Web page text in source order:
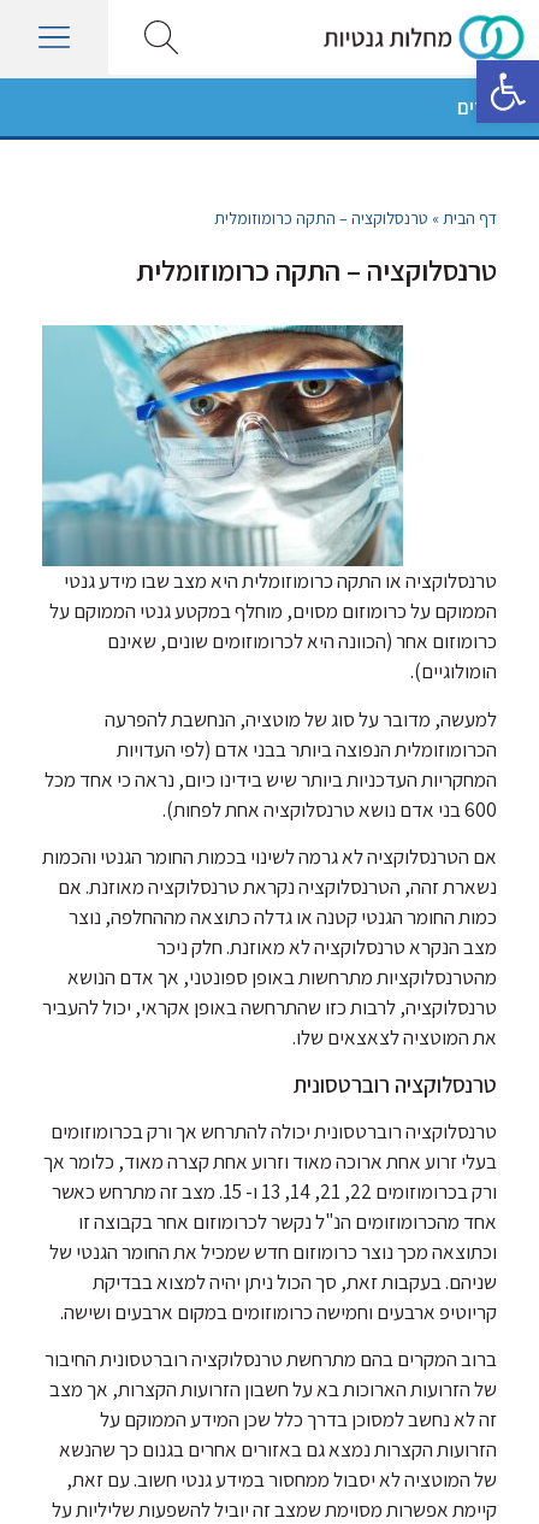
פתח סרגל נגישות
מאמרים
דף הבית» טרנסלוקציה – התקה כרומוזומלית
טרנסלוקציה – התקה כרומוזומלית
טרנסלוקציה או התקה כרומוזומלית היא מצב שבו מידע גנטי
הממוקם על כרומוזום מסוים, מוחלף במקטע גנטי הממוקם על
כרומוזום אחר (הכוונה היא לכרומוזומים שונים, שאינם
הומולוגיים).
למעשה, מדובר על סוג של מוטציה, הנחשבת להפרעה
הכרומוזומלית הנפוצה ביותר בבני אדם (לפי העדויות
המחקריות העדכניות ביותר שיש בידינו כיום, נראה כי אחד מכל
600 בני אדם נושא טרנסלוקציה אחת לפחות).
אם הטרנסלוקציה לא גרמה לשינוי בכמות החומר הגנטי והכמות
נשארת זהה, הטרנסלוקציה נקראת טרנסלוקציה מאוזנת. אם
כמות החומר הגנטי קטנה או גדלה כתוצאה מההחלפה, נוצר
מצב הנקרא טרנסלוקציה לא מאוזנת. חלק ניכר
מהטרנסלוקציות מתרחשות באופן ספונטני, אך אדם הנושא
טרנסלוקציה, לרבות כזו שהתרחשה באופן אקראי, יכול להעביר
את המוטציה לצאצאים שלו.
טרנסלוקציה רוברטסונית
טרנסלוקציה רוברטסונית יכולה להתרחש אך ורק בכרומוזומים
בעלי זרוע אחת ארוכה מאוד וזרוע אחת קצרה מאוד, כלומר אך
ורק בכרומוזומים 22, 21, 14, 13 ו- 15. מצב זה מתרחש כאשר
אחד מהכרומוזומים הנ"ל נקשר לכרומוזום אחר בקבוצה זו
וכתוצאה מכך נוצר כרומוזום חדש שמכיל את החומר הגנטי של
שניהם. בעקבות זאת, סך הכול ניתן יהיה למצוא בבדיקת
קריוטיפ ארבעים וחמישה כרומוזומים במקום ארבעים ושישה.
ברוב המקרים בהם מתרחשת טרנסלוקציה רוברטסונית החיבור
של הזרועות הארוכות בא על חשבון הזרועות הקצרות, אך מצב
זה לא נחשב למסוכן בדרך כלל שכן המידע הממוקם על
הזרועות הקצרות נמצא גם באזורים אחרים בגנום כך שהנשא
של המוטציה לא יסבול ממחסור במידע גנטי חשוב. עם זאת,
קיימת אפשרות מסוימת שמצב זה יוביל להשפעות שליליות על